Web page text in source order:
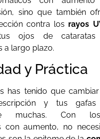
sino que también
contra los rayos
tus ojos de
a largo plazo.
y Práctica
has tenido que
y tus
muchas. Con
con aumento, no